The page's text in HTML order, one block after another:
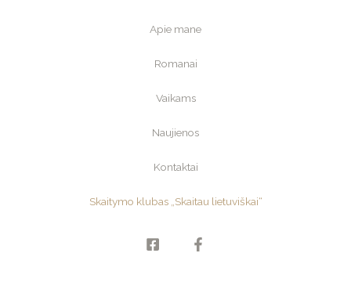
Apie mane
Romanai
Vaikams
Naujienos
Kontaktai
Skaitymo klubas „Skaitau lietuviškai“